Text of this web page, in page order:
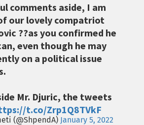
comments aside, I am
our lovely compatriot
??as you confirmed he
even though he may
on a political issue
Mr. Djuric, the tweets
t.co/Zrp1Q8TVkF
(@ShpendA) January 5, 2022